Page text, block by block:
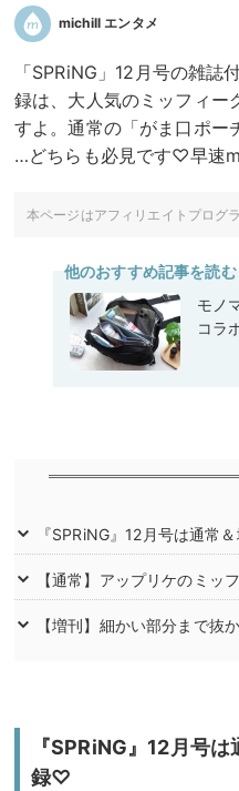
michill エンタメ
「SPRiNG」12月号の雑
録は、大人気のミッフィー
すよ。通常の「がま口ポー
…どちらも必見です♡早速
本ページはアフィリエイトプログ
他のおすすめ記事を読む
モノ
コラ
『SPRiNG』12月号は通常
【通常】アップリケのミッ
【増刊】細かい部分まで抜
『SPRiNG』12月号
録♡